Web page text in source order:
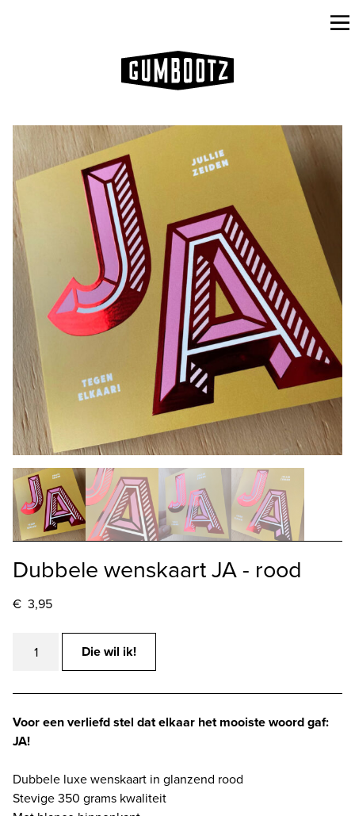
Dubbele wenskaart JA - rood
€ 3,95
wenskaart
-
rood
aantal
Die wil ik!
Voor een verliefd stel dat elkaar het mooiste woord gaf:
JA!
Dubbele luxe wenskaart in glanzend rood
Stevige 350 grams kwaliteit